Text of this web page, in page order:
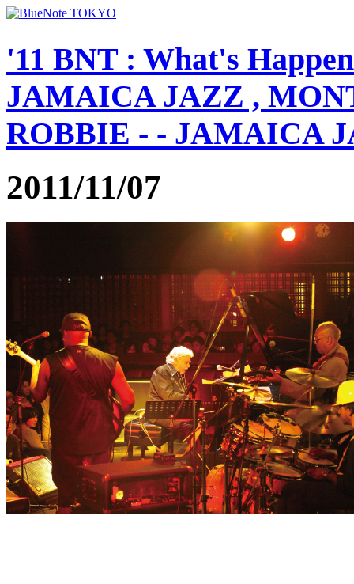
'11 BNT : What's
JAMAICA JAZZ ,
ROBBIE - - JAMAICA
2011/11/07